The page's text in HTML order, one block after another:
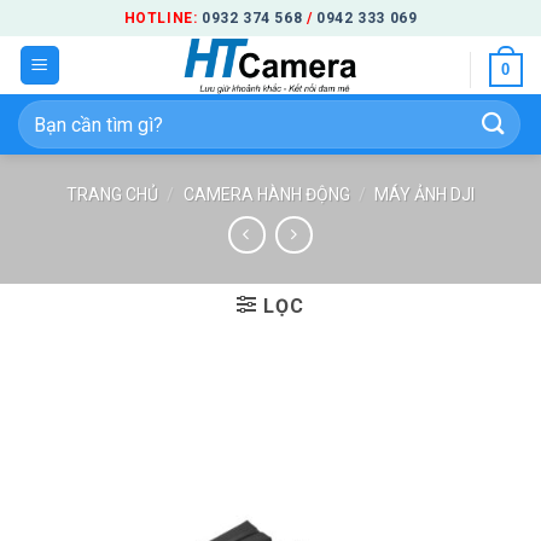
qua
nội
dung
HOTLINE: 0932 374 568 / 0942 333 069
0
Tìm
kiếm:
TRANG CHỦ / CAMERA HÀNH ĐỘNG / MÁY ẢNH DJI
LỌC